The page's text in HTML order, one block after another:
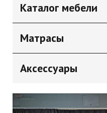
Каталог мебели
Матрасы
Аксессуары